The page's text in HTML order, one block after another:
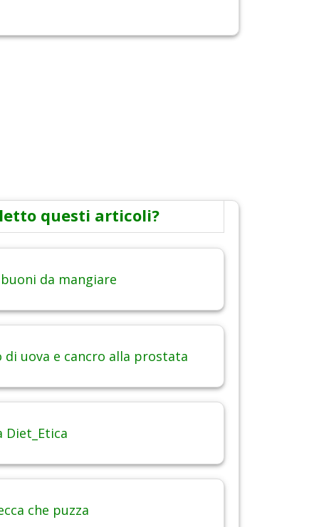
questi articoli?
da mangiare
di uova e cancro alla prostata
Diet_Etica
che puzza